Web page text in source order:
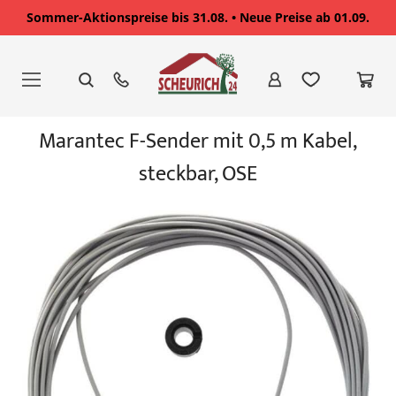
Sommer-Aktionspreise bis 31.08. • Neue Preise ab 01.09.
springen
Marantec F-Sender mit 0,5 m Kabel,
steckbar, OSE